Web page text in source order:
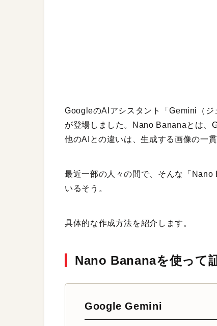
GoogleのAIアシスタント「Gemini（ジ
が登場しました。Nano Bananaとは、
他のAIとの違いは、生成する画像の一貫
最近一部の人々の間で、そんな「
いるそう。
具体的な作成方法を紹介します。
Nano Bananaを使って
Google Gemini